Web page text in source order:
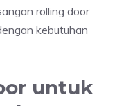
rolling door
kebutuhan
untuk